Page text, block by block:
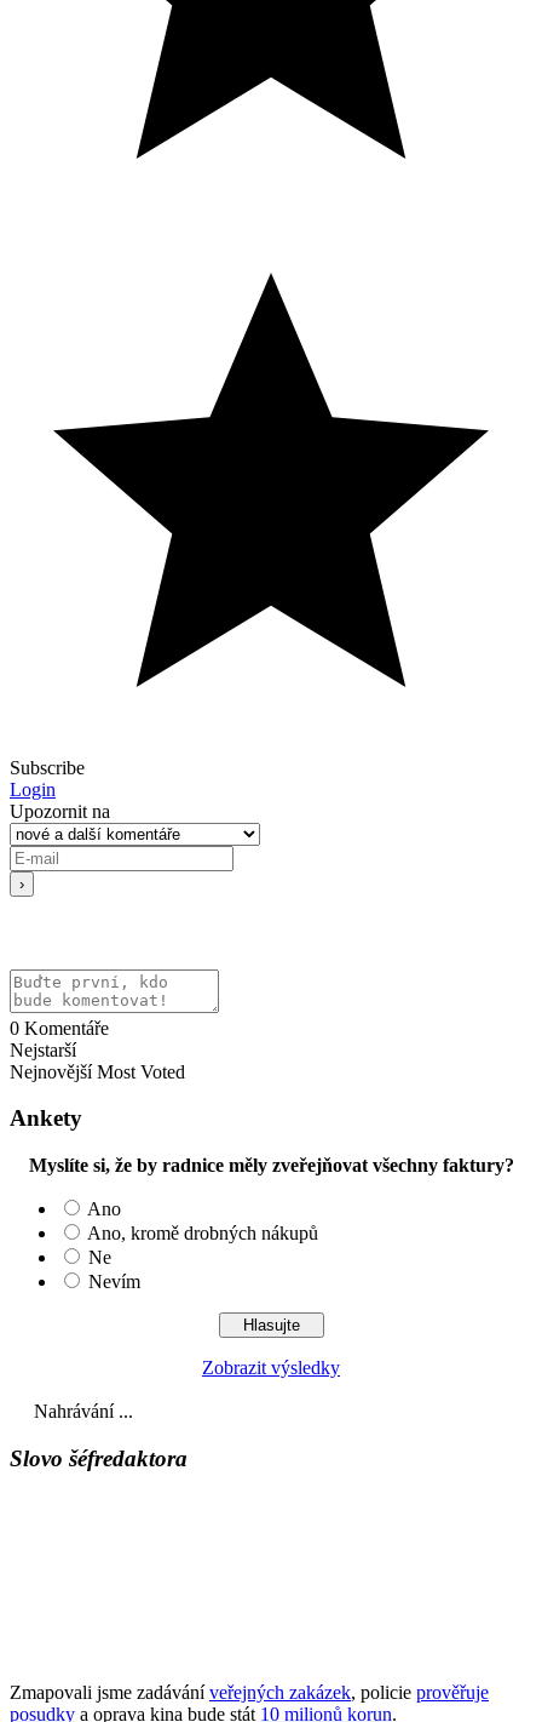
Subscribe
Login
Upozornit na
0 Komentáře
Nejstarší
Nejnovější Most Voted
Ankety
Myslíte si, že by radnice měly zveřejňovat všechny faktury?
Ano
Ano, kromě drobných nákupů
Ne
Nevím
Zobrazit výsledky
Nahrávání ...
Slovo šéfredaktora
Zmapovali jsme zadáváníveřejných zakázek, policie prověřuje
posudky a oprava kina bude stát 10 milionů korun.